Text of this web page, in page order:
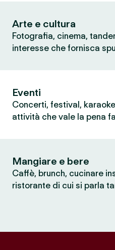
Arte e cultura
Fotografia, cinema,
interesse che fornisca
Eventi
Concerti, festival,
attività che vale la pena
Mangiare e bere
Caffè, brunch, cucinare
ristorante di cui si parla